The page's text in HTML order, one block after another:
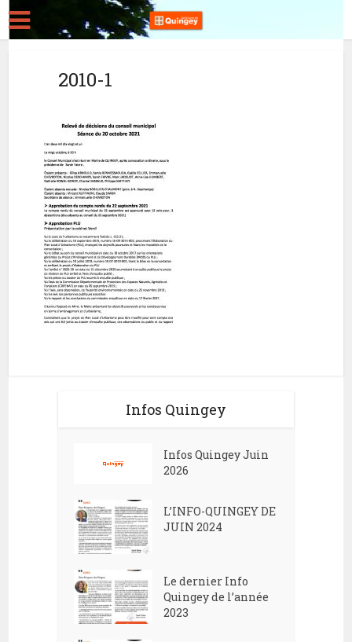
2010-1
Infos Quingey
Infos Quingey Juin
2026
L’INFO-QUINGEY DE
JUIN 2024
Le dernier Info
Quingey de l’année
2023